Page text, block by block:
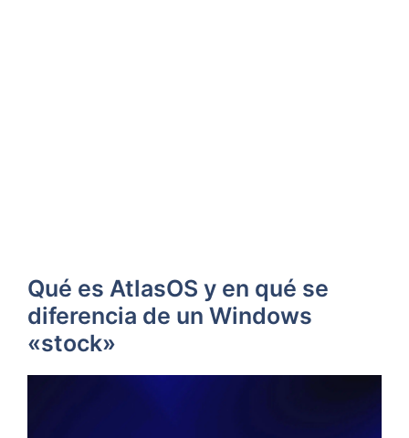
Qué es AtlasOS y en qué se
diferencia de un Windows
«stock»